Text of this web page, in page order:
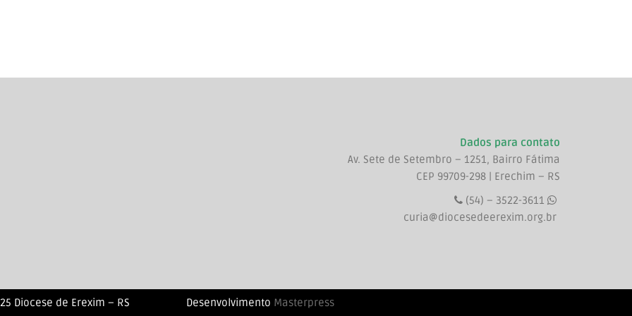
Dados para contato
Av. Sete de Setembro – 1251, Bairro Fátima
CEP 99709-298 | Erechim – RS
(54) – 3522-3611
curia@diocesedeerexim.org.br
Diocese de Erexim – RS Desenvolvimento Masterpress